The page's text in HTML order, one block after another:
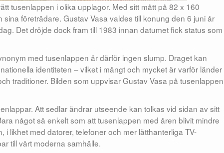
tusenlappen i olika upplagor. Med sitt mått på 82 x 160
företrädare. Gustav Vasa valdes till konung den 6 juni år
Det dröjde dock fram till 1983 innan datumet fick status som
med tusenlappen är därför ingen slump. Draget kan
identiteten – vilket i mångt och mycket är varför länder
traditioner. Bilden som uppvisar Gustav Vasa på tusenlappen
Att sedlar ändrar utseende kan tolkas vid sidan av sitt
något så enkelt som att tusenlappen med åren blivit mindre
likhet med datorer, telefoner och mer lätthanterliga TV-
till vårt moderna samhälle.